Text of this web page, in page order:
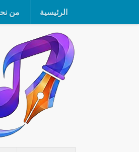
الرئيسية من